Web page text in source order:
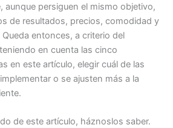
aunque persiguen el mismo objetivo,
de resultados, precios, comodidad y
entonces, a criterio del
en cuenta las cinco
en este artículo, elegir cuál de las
o se ajusten más a la
de este artículo, háznoslos saber.